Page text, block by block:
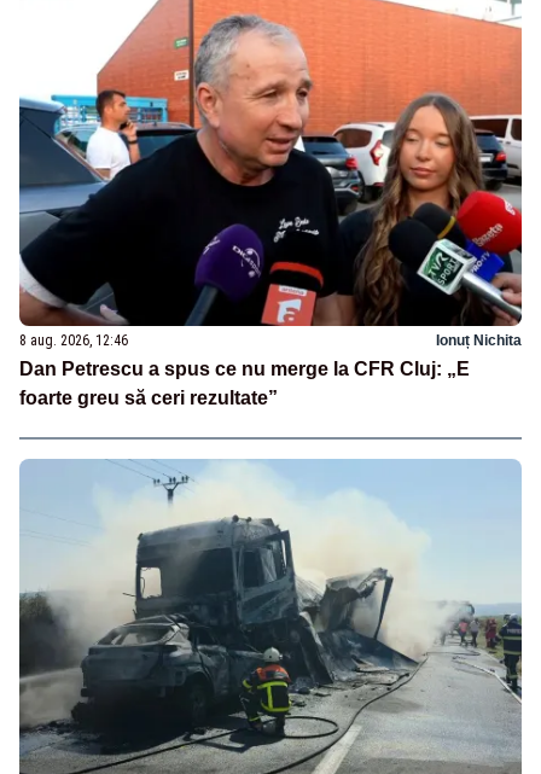
8 aug. 2026, 12:46 Ionuț Nichita
Dan Petrescu a spus ce nu merge la CFR Cluj: „E
foarte greu să ceri rezultate”